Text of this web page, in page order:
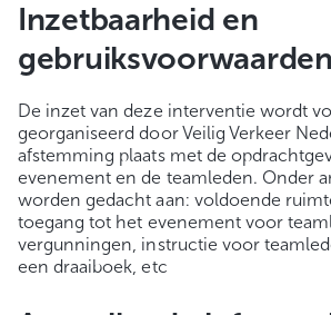
Inzetbaarheid en
gebruiksvoorwaarden
De inzet van deze interventie wordt
georganiseerd door Veilig Verkeer
afstemming plaats met de
evenement en de teamleden. Onder
worden gedacht aan: voldoende
toegang tot het evenement voor
vergunningen, instructie voor
een draaiboek, etc